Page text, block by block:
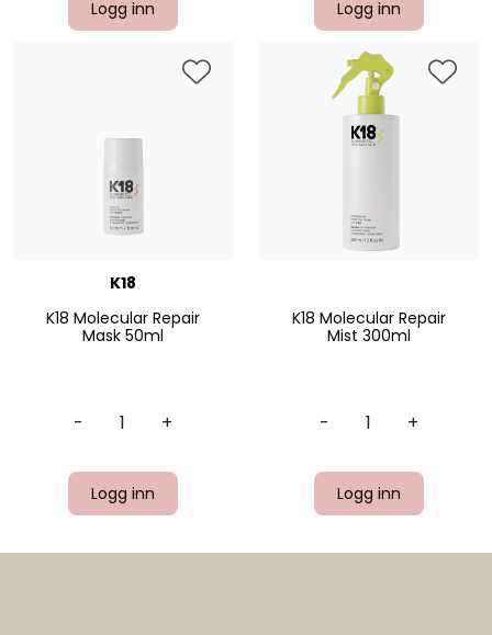
Logg inn Logg inn
K18
K18 Molecular Repair
Mask 50ml
- +
Logg inn
K18 Molecular Repair
Mist 300ml
- +
Logg inn